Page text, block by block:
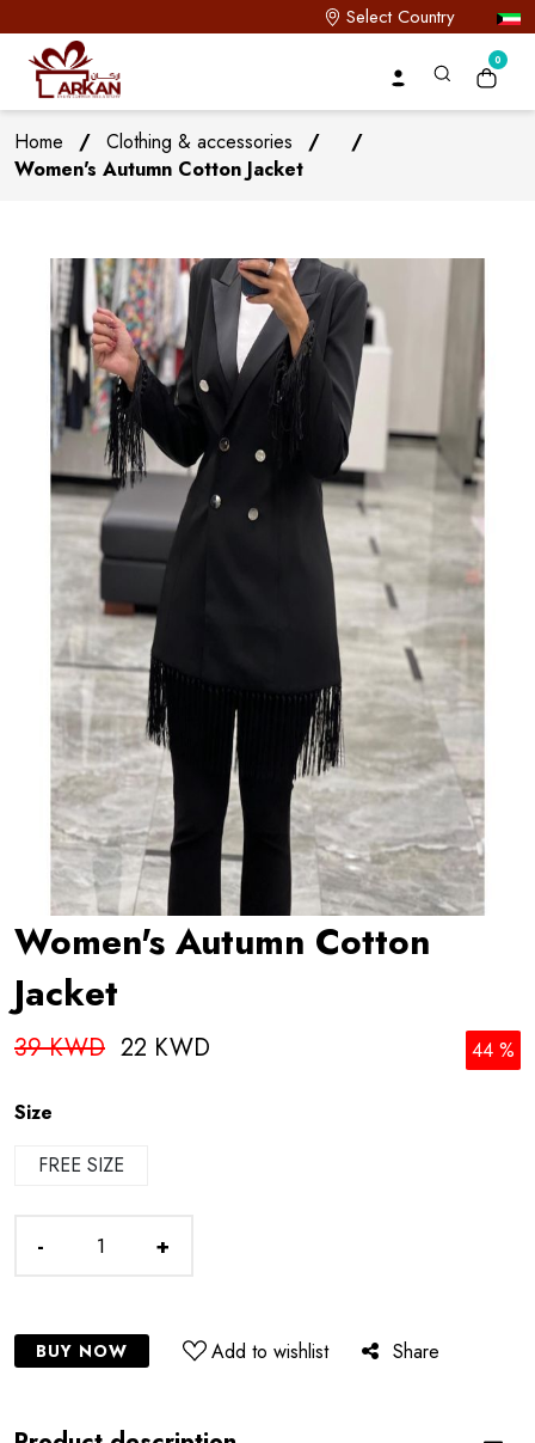
Select Country
0
Home / Clothing & accessories /
/
Women's Autumn Cotton Jacket
Women's Autumn Cotton
Jacket
39 KWD 22 KWD 44 %
Size
FREE SIZE
- +
BUY NOW Add to wishlist Share